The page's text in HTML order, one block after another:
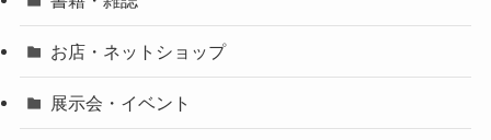
お店・ネットショップ
展示会・イベント